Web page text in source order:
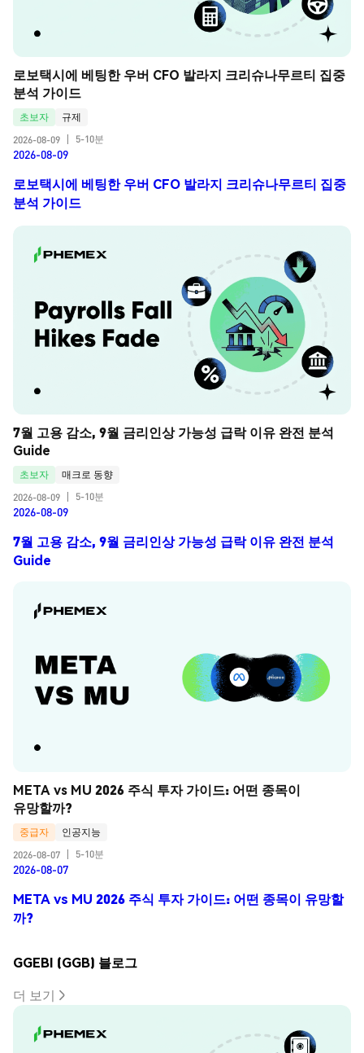
로보택시에 베팅한 우버 CFO 발라지 크리슈나무르티 집중
분석 가이드
초보자
규제
2026-08-09
5-10분
2026-08-09
로보택시에 베팅한 우버 CFO 발라지 크리슈나무르티 집중
분석 가이드
7월 고용 감소, 9월 금리인상 가능성 급락 이유 완전 분석
Guide
초보자
매크로 동향
2026-08-09
5-10분
2026-08-09
7월 고용 감소, 9월 금리인상 가능성 급락 이유 완전 분석
Guide
META vs MU 2026 주식 투자 가이드: 어떤 종목이
유망할까?
중급자
인공지능
2026-08-07
5-10분
2026-08-07
META vs MU 2026 주식 투자 가이드: 어떤 종목이 유망할
까?
GGEBI (GGB) 블로그
더 보기